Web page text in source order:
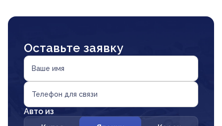
Оставьте заявку
Ваше имя
Телефон для связи
Авто из